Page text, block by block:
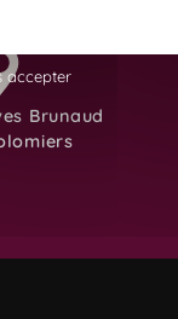
Brunaud
accepter